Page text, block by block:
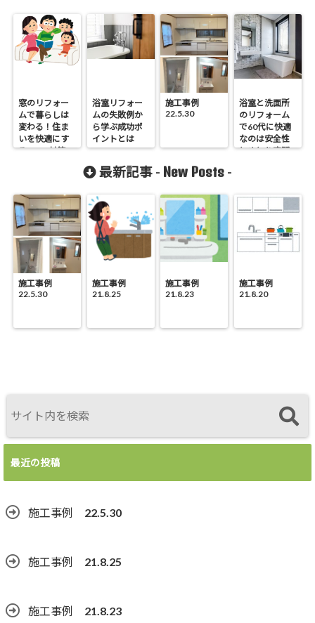
窓のリフォー
ムで暮らしは
変わる！住ま
いを快適にす
る3つの対策
浴室リフォー
ムの失敗例か
ら学ぶ成功ポ
イントとは
施工事例
22.5.30
浴室と洗面所
のリフォーム
で60代に快適
なのは安全性
とゆとり空間
最新記事 - New Posts -
施工事例
22.5.30
施工事例
21.8.25
施工事例
21.8.23
施工事例
21.8.20
最近の投稿
施工事例 22.5.30
施工事例 21.8.25
施工事例 21.8.23